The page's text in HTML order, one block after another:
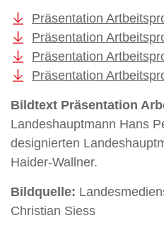
Präsentation
Präsentation
Präsentation
Präsentation
Bildtext Präsentation
Landeshauptmann Hans
designierten
Haider-Wallner.
Bildquelle:
Christian Siess